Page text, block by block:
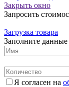
Закрыть окно
Запросить
Загрузка товара
Заполните
Я согласен на